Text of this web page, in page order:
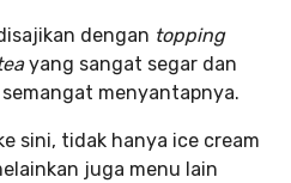
dengan topping
yang sangat segar dan
menyantapnya.
sini, tidak hanya ice cream
juga menu lain